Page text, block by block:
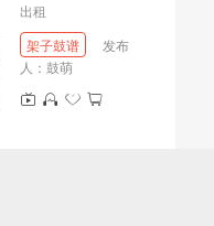
出租
架子鼓谱
发布
人： 鼓萌